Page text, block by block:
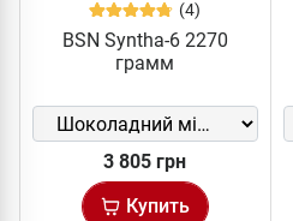
(4)
BSN Syntha-6 2270
грамм
3 805 грн
Купить